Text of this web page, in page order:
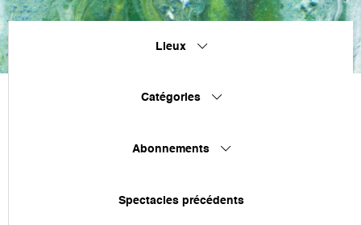
Lieux
Catégories
Abonnements
Spectacles précédents